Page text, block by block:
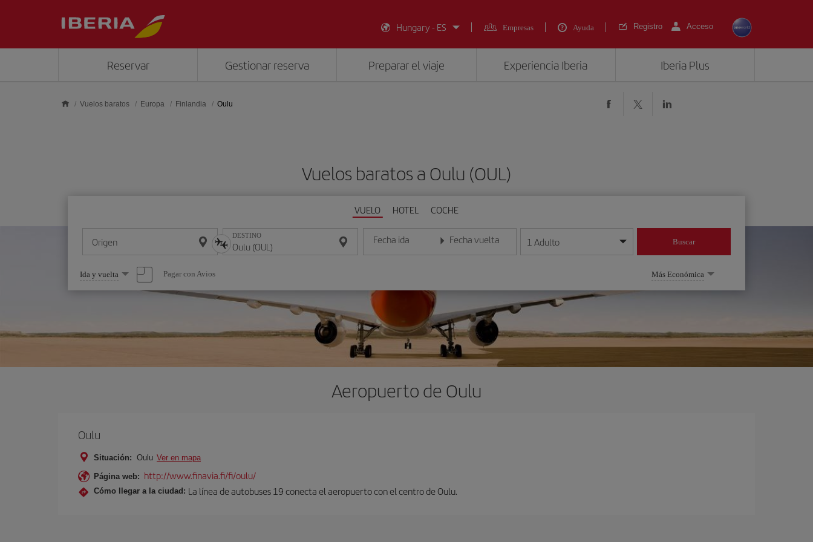
Hungary - ES
Empresas Ayuda Registro Acceso
Reservar Gestionar reserva Preparar el viaje Experiencia Iberia Iberia Plus
Vuelos baratos Europa Finlandia Oulu
Vuelos baratos a Oulu (OUL)
VUELO HOTEL COCHE
Origen DESTINO Fecha ida
Introduce la fecha en formato día/mes/año
Fecha vuelta
Introduce la fecha en formato día/mes/año
1 Adulto Buscar
Seleccione
una
opción
Ida y vuelta Pagar con Avios Más Económica
Aeropuerto de Oulu
Oulu
Situación: Oulu Ver en mapa
Página web: http://www.finavia.fi/fi/oulu/
Cómo llegar a la ciudad: La línea de autobuses 19 conecta el aeropuerto con el centro de Oulu.